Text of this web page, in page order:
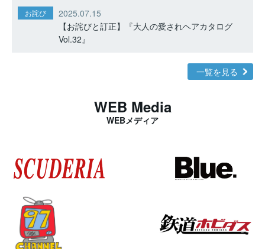
お詫び
2025.07.15
【お詫びと訂正】『大人の愛されヘアカタログ
Vol.32』
一覧を見る
WEB Media
WEBメディア